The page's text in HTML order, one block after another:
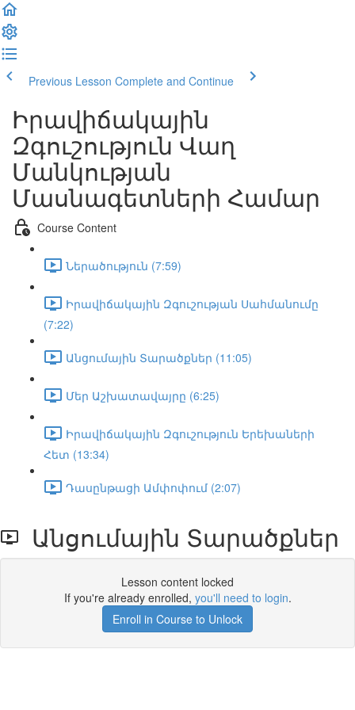
Previous Lesson Complete and Continue
Իրավիճակային
Զգուշություն Վաղ
Մանկության
Մասնագետների Համար
Course Content
Ներածություն (7:59)
Իրավիճակային Զգուշության Սահմանումը
(7:22)
Անցումային Տարածքներ (11:05)
Մեր Աշխատավայրը (6:25)
Իրավիճակային Զգուշություն Երեխաների
Հետ (13:34)
Դասընթացի Ամփոփում (2:07)
Անցումային Տարածքներ
Lesson content locked
If you're already enrolled, you'll need to login.
Enroll in Course to Unlock